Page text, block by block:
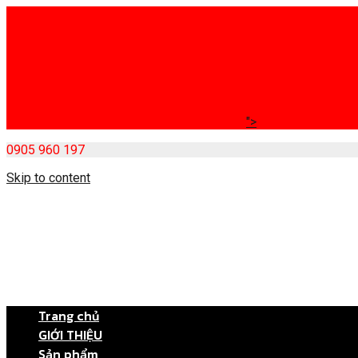
">
0905 960 197
Skip to content
Trang chủ
GIỚI THIỆU
Sản phẩm